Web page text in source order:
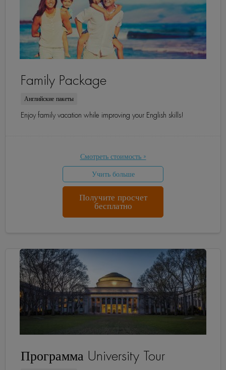
Family Package
Английские пакеты
Enjoy family vacation while improving your English skills!
Смотреть стоимость »
Учить больше
Получите просчет
бесплатно
Программа University Tour